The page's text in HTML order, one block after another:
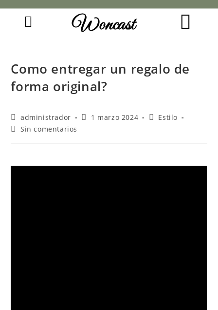
Woncast
Como entregar un regalo de
forma original?
administrador 1 marzo 2024
Estilo
Sin comentarios